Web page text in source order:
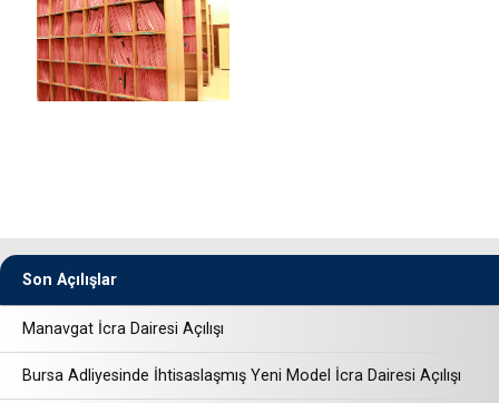
Son Açılışlar
Manavgat İcra Dairesi Açılışı
Bursa Adliyesinde İhtisaslaşmış Yeni Model İcra Dairesi Açılışı